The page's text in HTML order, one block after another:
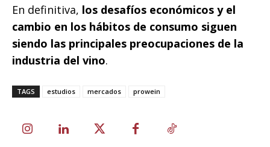
En definitiva, los desafíos económicos y el
cambio en los hábitos de consumo siguen
siendo las principales preocupaciones de la
industria del vino.
TAGS estudios mercados prowein